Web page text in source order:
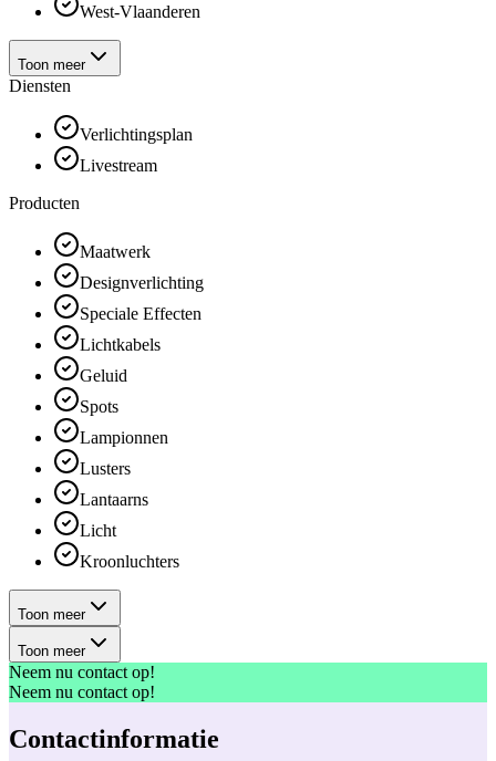
West-Vlaanderen
Toon meer
Diensten
Verlichtingsplan
Livestream
Producten
Maatwerk
Designverlichting
Speciale Effecten
Lichtkabels
Geluid
Spots
Lampionnen
Lusters
Lantaarns
Licht
Kroonluchters
Toon meer
Toon meer
Neem nu contact op!
Neem nu contact op!
Contactinformatie